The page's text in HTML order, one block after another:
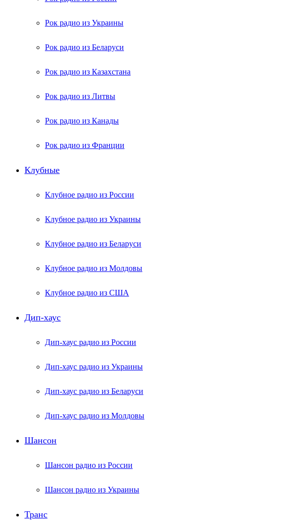
Рок радио из Украины
Рок радио из Беларуси
Рок радио из Казахстана
Рок радио из Литвы
Рок радио из Канады
Рок радио из Франции
Клубные
Клубное радио из России
Клубное радио из Украины
Клубное радио из Беларуси
Клубное радио из Молдовы
Клубное радио из США
Дип-хаус
Дип-хаус радио из России
Дип-хаус радио из Украины
Дип-хаус радио из Беларуси
Дип-хаус радио из Молдовы
Шансон
Шансон радио из России
Шансон радио из Украины
Транс